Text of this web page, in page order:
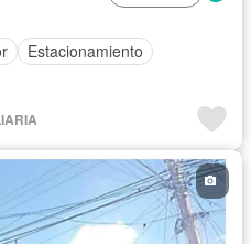
Estacionamiento